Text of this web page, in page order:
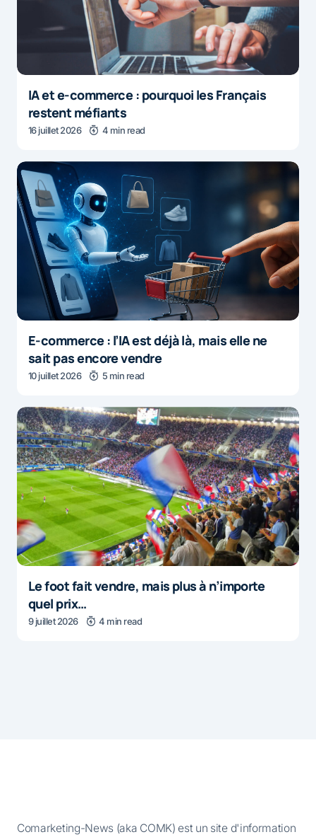
IA et e-commerce : pourquoi les Français
restent méfiants
16 juillet 2026 4 min read
E-commerce : l’IA est déjà là, mais elle ne
sait pas encore vendre
10 juillet 2026 5 min read
Le foot fait vendre, mais plus à n’importe
quel prix…
9 juillet 2026 4 min read
Comarketing-News (aka COMK) est un site d'information